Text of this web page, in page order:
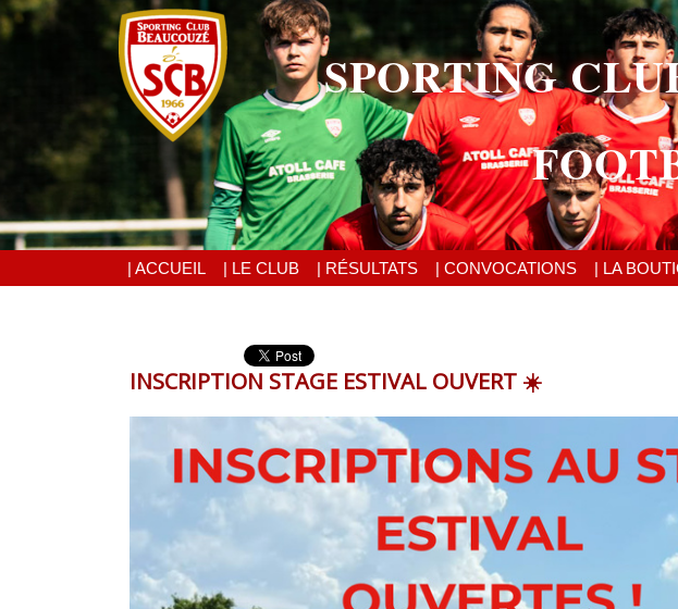
SPORTING
| ACCUEIL | LE CLUB | RÉSULTATS | CONVOCATIONS | LA
INSCRIPTION STAGE ESTIVAL OUVERT ☀️